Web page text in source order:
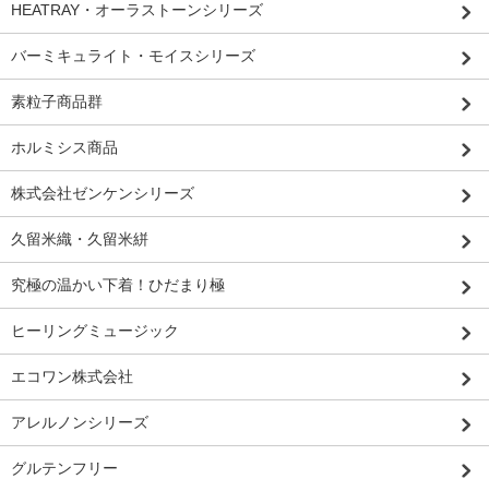
HEATRAY・オーラストーンシリーズ
バーミキュライト・モイスシリーズ
素粒子商品群
ホルミシス商品
株式会社ゼンケンシリーズ
久留米織・久留米絣
究極の温かい下着！ひだまり極
ヒーリングミュージック
エコワン株式会社
アレルノンシリーズ
グルテンフリー